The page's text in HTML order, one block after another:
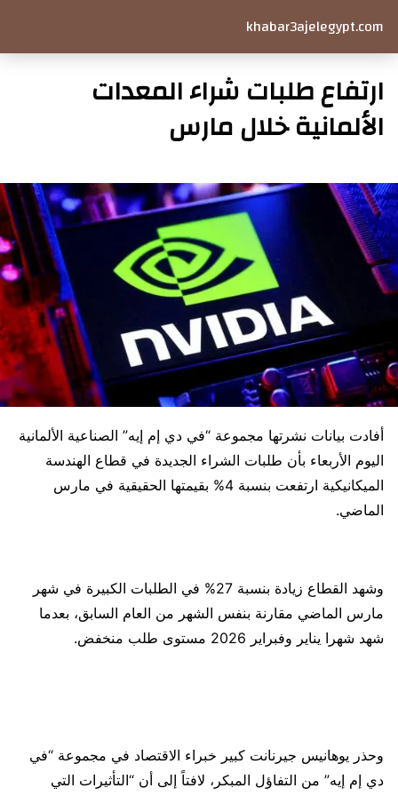
khabar3ajelegypt.com
ارتفاع طلبات شراء المعدات
الألمانية خلال مارس
أفادت بيانات نشرتها مجموعة “في دي إم إيه” الصناعية الألمانية
اليوم الأربعاء بأن طلبات الشراء الجديدة في قطاع الهندسة
الميكانيكية ارتفعت بنسبة 4% بقيمتها الحقيقية في مارس
الماضي.
وشهد القطاع زيادة بنسبة 27% في الطلبات الكبيرة في شهر
مارس الماضي مقارنة بنفس الشهر من العام السابق، بعدما
شهد شهرا يناير وفبراير 2026 مستوى طلب منخفض.
وحذر يوهانيس جيرنانت كبير خبراء الاقتصاد في مجموعة “في
دي إم إيه” من التفاؤل المبكر، لافتاً إلى أن “التأثيرات التي